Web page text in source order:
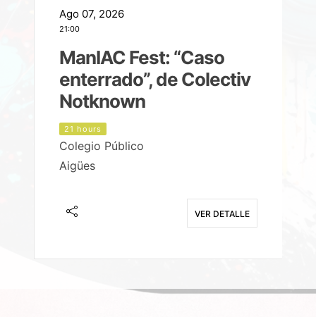
Ago 07, 2026
21:00
ManIAC Fest: “Caso
enterrado”, de Colectiv
Notknown
21 hours
Colegio Público
Aigües
VER DETALLE